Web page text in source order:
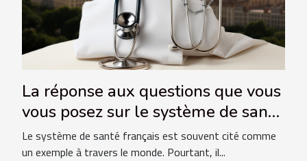
La réponse aux questions que vous
vous posez sur le système de santé
français
Le système de santé français est souvent cité comme
un exemple à travers le monde. Pourtant, il...